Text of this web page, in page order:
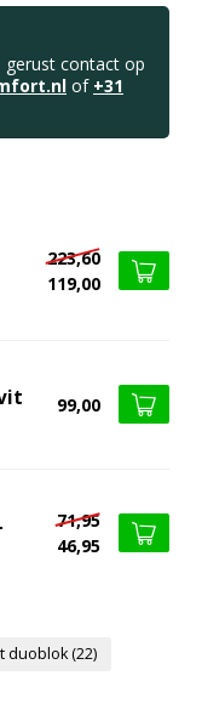
gerust contact op
of +31
223,60
119,00
99,00
71,95
46,95
duoblok(22)